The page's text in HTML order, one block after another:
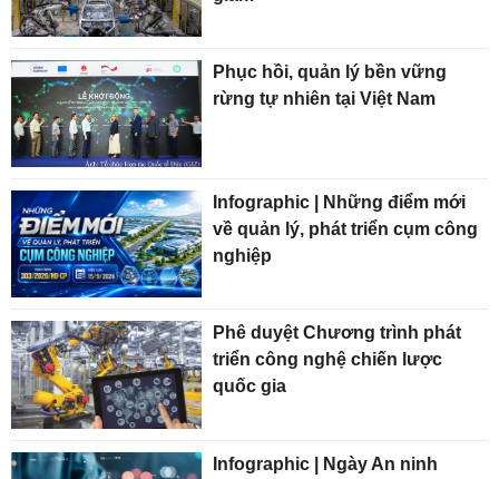
Phục hồi, quản lý bền vững
rừng tự nhiên tại Việt Nam
Infographic | Những điểm mới
về quản lý, phát triển cụm công
nghiệp
Phê duyệt Chương trình phát
triển công nghệ chiến lược
quốc gia
Infographic | Ngày An ninh